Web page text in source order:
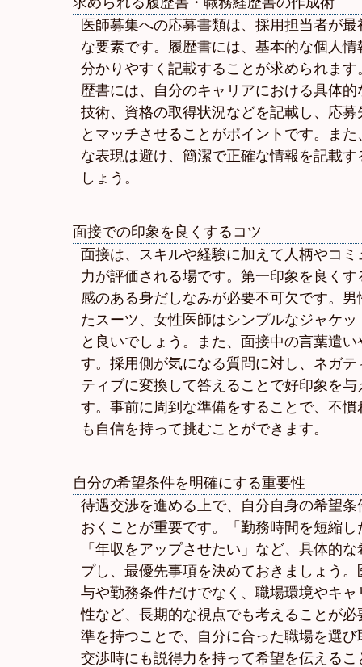
医師募集への応募書類は、採用担当者が
な要素です。履歴書には、基本的な個人
分かりやすく記載することが求められま
歴書には、自分のキャリアにおける具体
技術、資格の取得状況などを記載し、応
とマッチさせることがポイントです。ま
な表現は避け、簡潔で正確な情報を記載
しょう。
面接での印象を良くするコツ
面接は、スキルや経験に加えて人柄やコ
力が評価される場です。第一印象を良く
感のある身だしなみが必要不可欠です。
たスーツ、女性医師はシンプルなジャケ
と良いでしょう。また、面接中の言葉遣
す。採用側が気になる質問に対し、ネガ
ティブに変換して答えることで好印象を
す。事前に周到な準備をすることで、不
も自信を持って挑むことができます。
自分の希望条件を明確にする重要性
待遇交渉を進める上で、自分自身の希望
おくことが重要です。「勤務時間を短縮
「年収をアップさせたい」など、具体的
プし、最優先事項を決めておきましょう
与や勤務条件だけでなく、職場環境やキ
性など、長期的な視点でも考えることが
準を持つことで、自分に合った職場を選
交渉時にも説得力を持って希望を伝える